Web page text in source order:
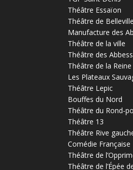
Théâtre Essaïon
Théâtre de Belleville
Manufacture des
Théâtre de la ville
Théâtre des
Théâtre de la
Les Plateaux
Théâtre Lepic
Bouffes du Nord
Théâtre du Rond-
Théâtre 13
Théâtre Rive
Comédie Française
Théâtre de
Théâtre de l’Épée